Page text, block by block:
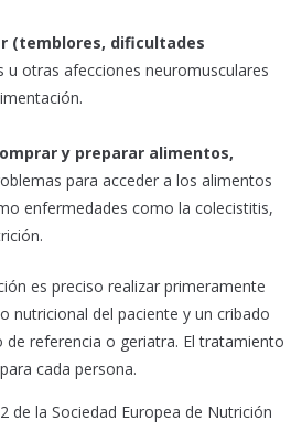
(temblores, dificultades
u otras afecciones neuromusculares
y preparar alimentos,
para acceder a los alimentos
enfermedades como la colecistitis,
es preciso realizar primeramente
nutricional del paciente y un cribado
referencia o geriatra. El tratamiento
cada persona.
de la Sociedad Europea de Nutrición